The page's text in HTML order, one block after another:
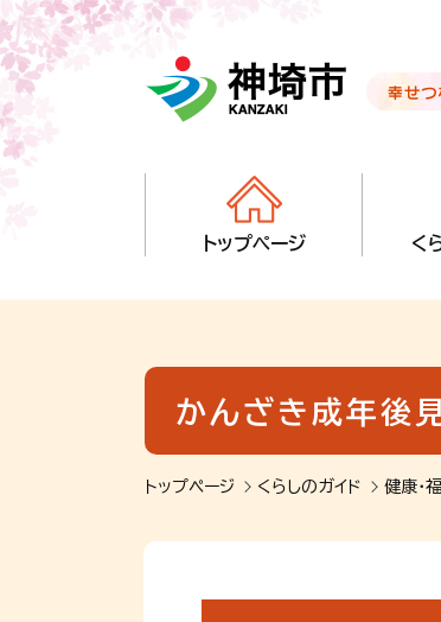
音声読み上げ用ナビゲーションです。
本文へ移動します
ページ最後（フッター）へ移動します
音声読み上げ用ナビゲーションはここまでです。
トップページ く
かんざき成年後
トップページ くらしのガイド 健康・